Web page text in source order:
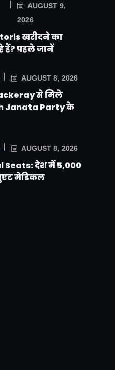
AUGUST 9,
2026
खरीदने का
हैं? पहले जानें
AUGUST 8, 2026
से मिले
Janata Party के
AUGUST 8, 2026
Seats: देश में 5,000
मेडिकल